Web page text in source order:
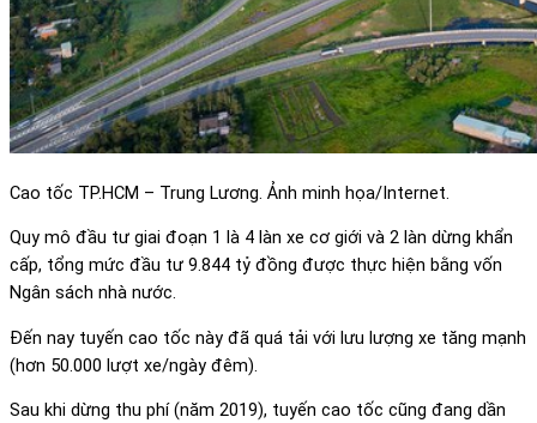
Cao tốc TP.HCM – Trung Lương. Ảnh minh họa/Internet.
Quy mô đầu tư giai đoạn 1 là 4 làn xe cơ giới và 2 làn dừng khẩn
cấp, tổng mức đầu tư 9.844 tỷ đồng được thực hiện bằng vốn
Ngân sách nhà nước.
Đến nay tuyến cao tốc này đã quá tải với lưu lượng xe tăng mạnh
(hơn 50.000 lượt xe/ngày đêm).
Sau khi dừng thu phí (năm 2019), tuyến cao tốc cũng đang dần